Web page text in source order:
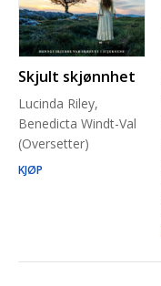
Skjult skjønnhet
Lucinda Riley,
Benedicta Windt-Val
(Oversetter)
KJØP